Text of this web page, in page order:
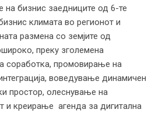
на бизнис заедниците од 6-те
климата во регионот и
размена со земјите од
преку зголемена
соработка, промовирање на
воведување динамичен
простор, олеснување на
и креирање агенда за дигитална